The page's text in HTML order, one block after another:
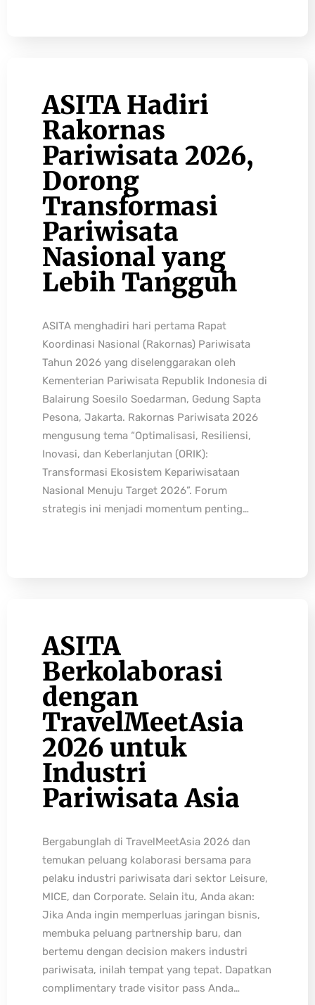
ASITA Hadiri
Rakornas
Pariwisata 2026,
Dorong
Transformasi
Pariwisata
Nasional yang
Lebih Tangguh
ASITA menghadiri hari pertama Rapat
Koordinasi Nasional (Rakornas) Pariwisata
Tahun 2026 yang diselenggarakan oleh
Kementerian Pariwisata Republik Indonesia di
Balairung Soesilo Soedarman, Gedung Sapta
Pesona, Jakarta. Rakornas Pariwisata 2026
mengusung tema “Optimalisasi, Resiliensi,
Inovasi, dan Keberlanjutan (ORIK):
Transformasi Ekosistem Kepariwisataan
Nasional Menuju Target 2026”. Forum
strategis ini menjadi momentum penting…
ASITA
Berkolaborasi
dengan
TravelMeetAsia
2026 untuk
Industri
Pariwisata Asia
Bergabunglah di TravelMeetAsia 2026 dan
temukan peluang kolaborasi bersama para
pelaku industri pariwisata dari sektor Leisure,
MICE, dan Corporate. Selain itu, Anda akan:
Jika Anda ingin memperluas jaringan bisnis,
membuka peluang partnership baru, dan
bertemu dengan decision makers industri
pariwisata, inilah tempat yang tepat. Dapatkan
complimentary trade visitor pass Anda…